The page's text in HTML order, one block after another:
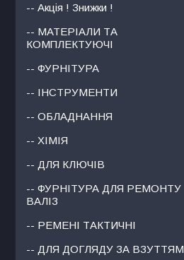
-- Акція ! Знижки !
-- МАТЕРІАЛИ ТА
КОМПЛЕКТУЮЧІ
-- ФУРНІТУРА
-- ІНСТРУМЕНТИ
-- ОБЛАДНАННЯ
-- ХІМІЯ
-- ДЛЯ КЛЮЧІВ
-- ФУРНІТУРА ДЛЯ РЕМОНТУ
ВАЛІЗ
-- РЕМЕНІ ТАКТИЧНІ
-- ДЛЯ ДОГЛЯДУ ЗА ВЗУТТЯМ